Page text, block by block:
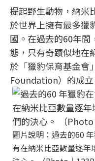
提起野生動物，納米
於世界上擁有最多獵
國。在過去的60年間
態，只有奇蹟似地在
於「獵豹保育基金會
Foundation）的成立
圖片說明：過去的60
有在納米比亞數量逐年